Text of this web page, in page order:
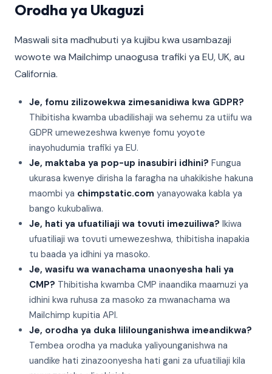
Orodha ya Ukaguzi
Maswali sita madhubuti ya kujibu kwa usambazaji
wowote wa Mailchimp unaogusa trafiki ya EU, UK, au
California.
Je, fomu zilizowekwa zimesanidiwa kwa GDPR?
Thibitisha kwamba ubadilishaji wa sehemu za utiifu wa
GDPR umewezeshwa kwenye fomu yoyote
inayohudumia trafiki ya EU.
Je, maktaba ya pop-up inasubiri idhini? Fungua
ukurasa kwenye dirisha la faragha na uhakikishe hakuna
maombi ya chimpstatic.com yanayowaka kabla ya
bango kukubaliwa.
Je, hati ya ufuatiliaji wa tovuti imezuiliwa? Ikiwa
ufuatiliaji wa tovuti umewezeshwa, thibitisha inapakia
tu baada ya idhini ya masoko.
Je, wasifu wa wanachama unaonyesha hali ya
CMP? Thibitisha kwamba CMP inaandika maamuzi ya
idhini kwa ruhusa za masoko za mwanachama wa
Mailchimp kupitia API.
Je, orodha ya duka lililounganishwa imeandikwa?
Tembea orodha ya maduka yaliyounganishwa na
uandike hati zinazoonyesha hati gani za ufuatiliaji kila